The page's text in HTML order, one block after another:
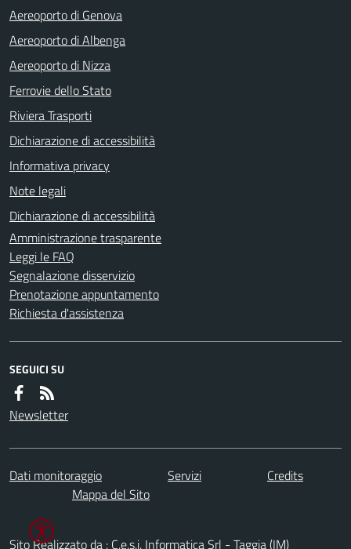
Aereoporto di Genova
Aereoporto di Albenga
Aereoporto di Nizza
Ferrovie dello Stato
Riviera Trasporti
Dichiarazione di accessibilità
Informativa privacy
Note legali
Dichiarazione di accessibilità
Amministrazione trasparente
Leggi le FAQ
Segnalazione disservizio
Prenotazione appuntamento
Richiesta d'assistenza
SEGUICI SU
Newsletter
Dati monitoraggio Servizi
Credits
Mappa del Sito
Sito Realizzato da : C.e.s.i. Informatica Srl - Taggia (IM)